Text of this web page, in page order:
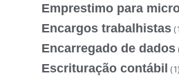
Emprestimo para
Encargos trabalhistas
Encarregado de dados
Escrituração contábil (1)